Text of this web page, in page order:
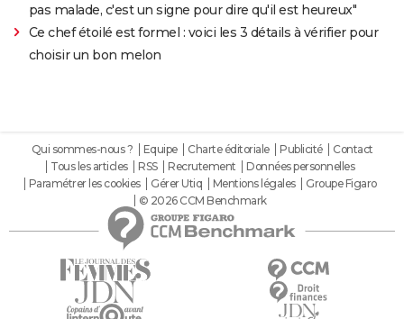
pas malade, c'est un signe pour dire qu'il est heureux"
Ce chef étoilé est formel : voici les 3 détails à vérifier pour
choisir un bon melon
Qui sommes-nous ? Equipe Charte éditoriale Publicité
Contact
Tous les articles
RSS Recrutement
Données personnelles
Paramétrer les cookies
Gérer Utiq Mentions légales
Groupe Figaro
© 2026 CCM Benchmark